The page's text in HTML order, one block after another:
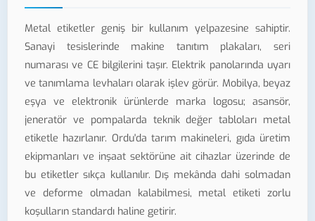
Metal etiketler geniş bir kullanım yelpazesine sahiptir.
Sanayi tesislerinde makine tanıtım plakaları, seri
numarası ve CE bilgilerini taşır. Elektrik panolarında uyarı
ve tanımlama levhaları olarak işlev görür. Mobilya, beyaz
eşya ve elektronik ürünlerde marka logosu; asansör,
jeneratör ve pompalarda teknik değer tabloları metal
etiketle hazırlanır. Ordu'da tarım makineleri, gıda üretim
ekipmanları ve inşaat sektörüne ait cihazlar üzerinde de
bu etiketler sıkça kullanılır. Dış mekânda dahi solmadan
ve deforme olmadan kalabilmesi, metal etiketi zorlu
koşulların standardı haline getirir.